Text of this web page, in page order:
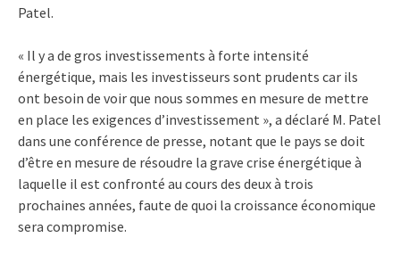
Patel.
« Il y a de gros investissements à forte intensité
énergétique, mais les investisseurs sont prudents car ils
ont besoin de voir que nous sommes en mesure de mettre
en place les exigences d’investissement », a déclaré M. Patel
dans une conférence de presse, notant que le pays se doit
d’être en mesure de résoudre la grave crise énergétique à
laquelle il est confronté au cours des deux à trois
prochaines années, faute de quoi la croissance économique
sera compromise.